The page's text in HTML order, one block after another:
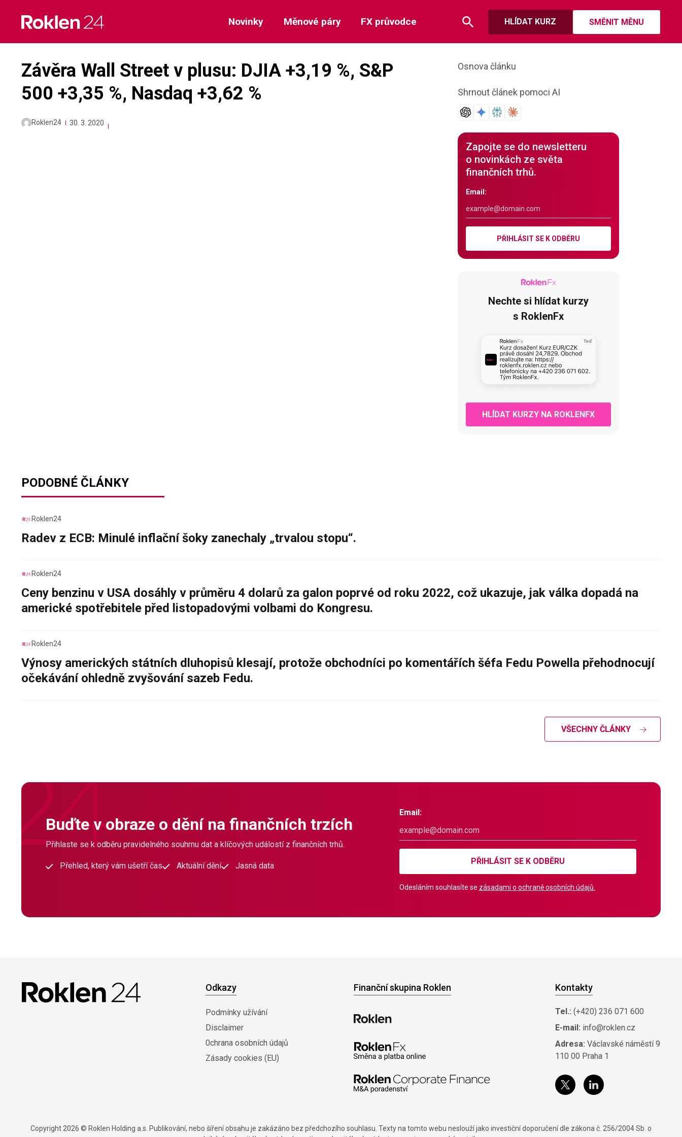
content
HLÍDAT KURZ SMĚNIT MĚNU
Novinky Měnové páry FX průvodce
Závěra Wall Street v plusu: DJIA +3,19 %, S&P
500 +3,35 %, Nasdaq +3,62 %
Roklen24 30. 3. 2020
Osnova článku
Shrnout článek pomoci AI
Zapojte se do newsletteru
o novinkách ze světa
finančních trhů.
Email:
PŘIHLÁSIT SE K ODBĚRU
Nechte si hlídat kurzy
s RoklenFx
HLÍDAT KURZY NA ROKLENFX
PODOBNÉ ČLÁNKY
Roklen24
Radev z ECB: Minulé inflační šoky zanechaly „trvalou stopu“.
Roklen24
Ceny benzinu v USA dosáhly v průměru 4 dolarů za galon poprvé od roku 2022, což ukazuje, jak válka dopadá na
americké spotřebitele před listopadovými volbami do Kongresu.
Roklen24
Výnosy amerických státních dluhopisů klesají, protože obchodníci po komentářích šéfa Fedu Powella přehodnocují
očekávání ohledně zvyšování sazeb Fedu.
VŠECHNY ČLÁNKY
Buďte v obraze o dění na finančních trzích
Přihlaste se k odběru pravidelného souhrnu dat a klíčových událostí z finančních trhů.
Přehled, který vám ušetří čas Aktuální dění Jasná data
Email:
PŘIHLÁSIT SE K ODBĚRU
Odesláním souhlasíte se zásadami o ochraně osobních údajů.
Odkazy
Podmínky užívání
Disclaimer
0chrana osobních údajů
Zásady cookies (EU)
Finanční skupina Roklen Kontakty
Tel.: (+420) 236 071 600
E-mail: info@roklen.cz
Adresa: Václavské náměstí 9
110 00 Praha 1
Copyright 2026 © Roklen Holding a.s. Publikování, nebo šíření obsahu je zakázáno bez předchozího souhlasu. Texty na tomto webu neslouží jako investiční doporučení dle zákona č. 256/2004 Sb. o